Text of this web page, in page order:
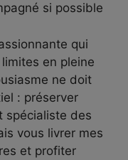
si possible
qui
en pleine
ne doit
: préserver
spécialiste des
vous livrer mes
et profiter